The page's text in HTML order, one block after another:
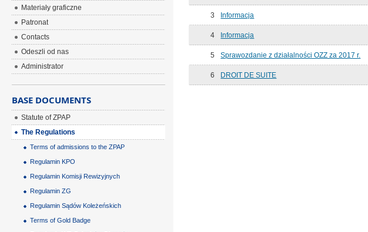
3 Informacja
4 Informacja
5 Sprawozdanie z działalności OZZ za 2017 r.
6 DROIT DE SUITE
Materiały graficzne
Patronat
Contacts
Odeszli od nas
Administrator
BASE DOCUMENTS
Statute of ZPAP
The Regulations
Terms of admissions to the ZPAP
Regulamin KPO
Regulamin Komisji Rewizyjnych
Regulamin ZG
Regulamin Sądów Koleżeńskich
Terms of Gold Badge